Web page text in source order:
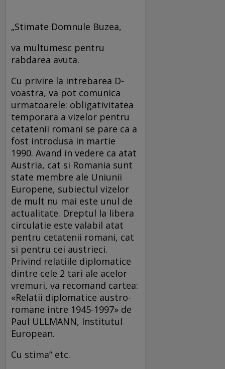
„Stimate Domnule Buzea,
va multumesc pentru
rabdarea avuta.
Cu privire la intrebarea D-
voastra, va pot comunica
urmatoarele: obligativitatea
temporara a vizelor pentru
cetatenii romani se pare ca a
fost introdusa in martie
1990. Avand in vedere ca atat
Austria, cat si Romania sunt
state membre ale Uniunii
Europene, subiectul vizelor
de mult nu mai este unul de
actualitate. Dreptul la libera
circulatie este valabil atat
pentru cetatenii romani, cat
si pentru cei austrieci.
Privind relatiile diplomatice
dintre cele 2 tari ale acelor
vremuri, va recomand cartea:
«Relatii diplomatice austro-
romane intre 1945-1997» de
Paul ULLMANN, Institutul
European.
Cu stima“ etc.